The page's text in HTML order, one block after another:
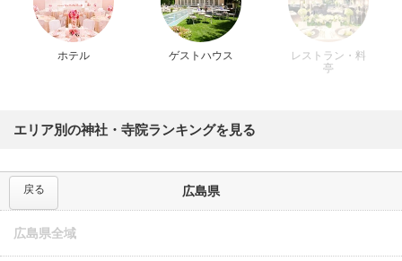
ホテル ゲストハウス
レストラン・料
亭
エリア別の神社・寺院ランキングを見る
広島県
戻る
広島県全域